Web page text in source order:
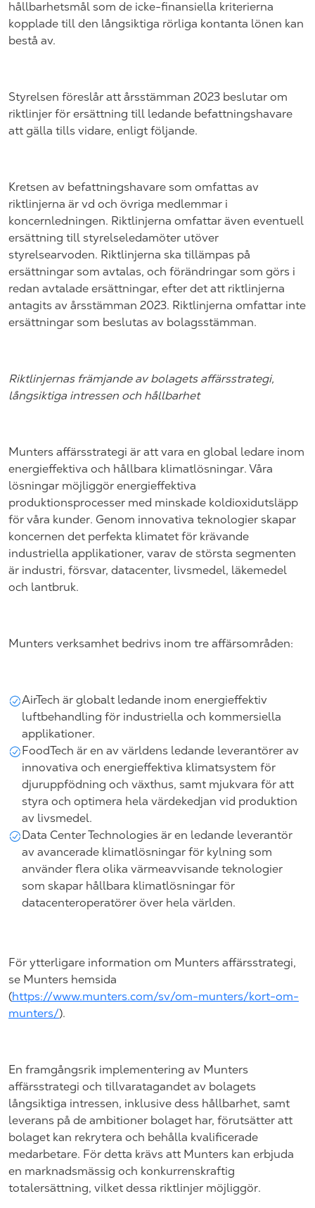
hållbarhetsmål som de icke-finansiella kriterierna
kopplade till den långsiktiga rörliga kontanta lönen kan
bestå av.
Styrelsen föreslår att årsstämman 2023 beslutar om
riktlinjer för ersättning till ledande befattningshavare
att gälla tills vidare, enligt följande.
Kretsen av befattningshavare som omfattas av
riktlinjerna är vd och övriga medlemmar i
koncernledningen. Riktlinjerna omfattar även eventuell
ersättning till styrelseledamöter utöver
styrelsearvoden. Riktlinjerna ska tillämpas på
ersättningar som avtalas, och förändringar som görs i
redan avtalade ersättningar, efter det att riktlinjerna
antagits av årsstämman 2023. Riktlinjerna omfattar inte
ersättningar som beslutas av bolagsstämman.
Riktlinjernas främjande av bolagets affärsstrategi,
långsiktiga intressen och hållbarhet
Munters affärsstrategi är att vara en global ledare inom
energieffektiva och hållbara klimatlösningar. Våra
lösningar möjliggör energieffektiva
produktionsprocesser med minskade koldioxidutsläpp
för våra kunder. Genom innovativa teknologier skapar
koncernen det perfekta klimatet för krävande
industriella applikationer, varav de största segmenten
är industri, försvar, datacenter, livsmedel, läkemedel
och lantbruk.
Munters verksamhet bedrivs inom tre affärsområden:
AirTech är globalt ledande inom energieffektiv
luftbehandling för industriella och kommersiella
applikationer.
FoodTech är en av världens ledande leverantörer av
innovativa och energieffektiva klimatsystem för
djuruppfödning och växthus, samt mjukvara för att
styra och optimera hela värdekedjan vid produktion
av livsmedel.
Data Center Technologies är en ledande leverantör
av avancerade klimatlösningar för kylning som
använder flera olika värmeavvisande teknologier
som skapar hållbara klimatlösningar för
datacenteroperatörer över hela världen.
För ytterligare information om Munters affärsstrategi,
se Munters hemsida
(https://www.munters.com/sv/om-munters/kort-om-
munters/).
En framgångsrik implementering av Munters
affärsstrategi och tillvaratagandet av bolagets
långsiktiga intressen, inklusive dess hållbarhet, samt
leverans på de ambitioner bolaget har, förutsätter att
bolaget kan rekrytera och behålla kvalificerade
medarbetare. För detta krävs att Munters kan erbjuda
en marknadsmässig och konkurrenskraftig
totalersättning, vilket dessa riktlinjer möjliggör.